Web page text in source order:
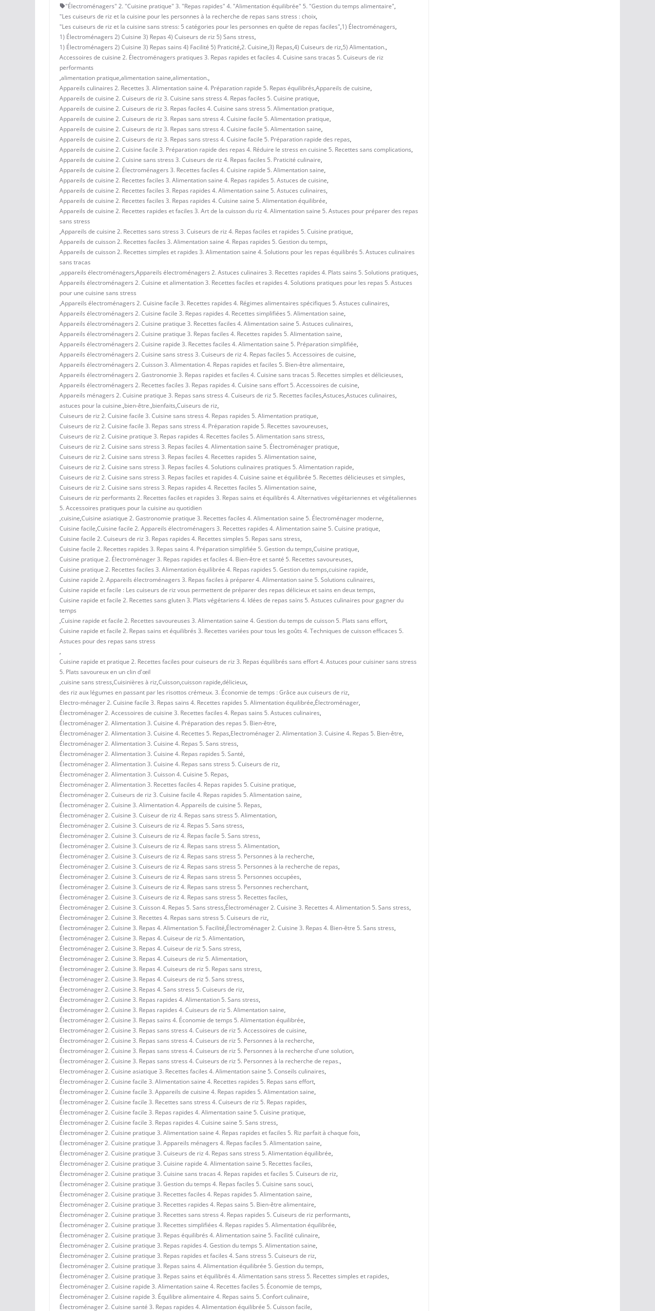
"Électroménagers" 2. "Cuisine pratique" 3. "Repas rapides" 4. "Alimentation équilibrée" 5. "Gestion du temps alimentaire",
"Les cuiseurs de riz et la cuisine pour les personnes à la recherche de repas sans stress : choix,
"Les cuiseurs de riz et la cuisine sans stress: 5 catégories pour les personnes en quête de repas faciles",1) Électroménagers,
1) Électroménagers 2) Cuisine 3) Repas 4) Cuiseurs de riz 5) Sans stress,
1) Électroménagers 2) Cuisine 3) Repas sains 4) Facilité 5) Praticité,2. Cuisine,3) Repas,4) Cuiseurs de riz,5) Alimentation.,
Accessoires de cuisine 2. Électroménagers pratiques 3. Repas rapides et faciles 4. Cuisine sans tracas 5. Cuiseurs de riz
performants
,alimentation pratique,alimentation saine,alimentation.,
Appareils culinaires 2. Recettes 3. Alimentation saine 4. Préparation rapide 5. Repas équilibrés,Appareils de cuisine,
Appareils de cuisine 2. Cuiseurs de riz 3. Cuisine sans stress 4. Repas faciles 5. Cuisine pratique,
Appareils de cuisine 2. Cuiseurs de riz 3. Repas faciles 4. Cuisine sans stress 5. Alimentation pratique,
Appareils de cuisine 2. Cuiseurs de riz 3. Repas sans stress 4. Cuisine facile 5. Alimentation pratique,
Appareils de cuisine 2. Cuiseurs de riz 3. Repas sans stress 4. Cuisine facile 5. Alimentation saine,
Appareils de cuisine 2. Cuiseurs de riz 3. Repas sans stress 4. Cuisine facile 5. Préparation rapide des repas,
Appareils de cuisine 2. Cuisine facile 3. Préparation rapide des repas 4. Réduire le stress en cuisine 5. Recettes sans complications,
Appareils de cuisine 2. Cuisine sans stress 3. Cuiseurs de riz 4. Repas faciles 5. Praticité culinaire,
Appareils de cuisine 2. Électroménagers 3. Recettes faciles 4. Cuisine rapide 5. Alimentation saine,
Appareils de cuisine 2. Recettes faciles 3. Alimentation saine 4. Repas rapides 5. Astuces de cuisine,
Appareils de cuisine 2. Recettes faciles 3. Repas rapides 4. Alimentation saine 5. Astuces culinaires,
Appareils de cuisine 2. Recettes faciles 3. Repas rapides 4. Cuisine saine 5. Alimentation équilibrée,
Appareils de cuisine 2. Recettes rapides et faciles 3. Art de la cuisson du riz 4. Alimentation saine 5. Astuces pour préparer des repas
sans stress
,Appareils de cuisine 2. Recettes sans stress 3. Cuiseurs de riz 4. Repas faciles et rapides 5. Cuisine pratique,
Appareils de cuisson 2. Recettes faciles 3. Alimentation saine 4. Repas rapides 5. Gestion du temps,
Appareils de cuisson 2. Recettes simples et rapides 3. Alimentation saine 4. Solutions pour les repas équilibrés 5. Astuces culinaires
sans tracas
,appareils électroménagers,Appareils électroménagers 2. Astuces culinaires 3. Recettes rapides 4. Plats sains 5. Solutions pratiques,
Appareils électroménagers 2. Cuisine et alimentation 3. Recettes faciles et rapides 4. Solutions pratiques pour les repas 5. Astuces
pour une cuisine sans stress
,Appareils électroménagers 2. Cuisine facile 3. Recettes rapides 4. Régimes alimentaires spécifiques 5. Astuces culinaires,
Appareils électroménagers 2. Cuisine facile 3. Repas rapides 4. Recettes simplifiées 5. Alimentation saine,
Appareils électroménagers 2. Cuisine pratique 3. Recettes faciles 4. Alimentation saine 5. Astuces culinaires,
Appareils électroménagers 2. Cuisine pratique 3. Repas faciles 4. Recettes rapides 5. Alimentation saine,
Appareils électroménagers 2. Cuisine rapide 3. Recettes faciles 4. Alimentation saine 5. Préparation simplifiée,
Appareils électroménagers 2. Cuisine sans stress 3. Cuiseurs de riz 4. Repas faciles 5. Accessoires de cuisine,
Appareils électroménagers 2. Cuisson 3. Alimentation 4. Repas rapides et faciles 5. Bien-être alimentaire,
Appareils électroménagers 2. Gastronomie 3. Repas rapides et faciles 4. Cuisine sans tracas 5. Recettes simples et délicieuses,
Appareils électroménagers 2. Recettes faciles 3. Repas rapides 4. Cuisine sans effort 5. Accessoires de cuisine,
Appareils ménagers 2. Cuisine pratique 3. Repas sans stress 4. Cuiseurs de riz 5. Recettes faciles,Astuces,Astuces culinaires,
astuces pour la cuisine.,bien-être.,bienfaits,Cuiseurs de riz,
Cuiseurs de riz 2. Cuisine facile 3. Cuisine sans stress 4. Repas rapides 5. Alimentation pratique,
Cuiseurs de riz 2. Cuisine facile 3. Repas sans stress 4. Préparation rapide 5. Recettes savoureuses,
Cuiseurs de riz 2. Cuisine pratique 3. Repas rapides 4. Recettes faciles 5. Alimentation sans stress,
Cuiseurs de riz 2. Cuisine sans stress 3. Repas faciles 4. Alimentation saine 5. Électroménager pratique,
Cuiseurs de riz 2. Cuisine sans stress 3. Repas faciles 4. Recettes rapides 5. Alimentation saine,
Cuiseurs de riz 2. Cuisine sans stress 3. Repas faciles 4. Solutions culinaires pratiques 5. Alimentation rapide,
Cuiseurs de riz 2. Cuisine sans stress 3. Repas faciles et rapides 4. Cuisine saine et équilibrée 5. Recettes délicieuses et simples,
Cuiseurs de riz 2. Cuisine sans stress 3. Repas rapides 4. Recettes faciles 5. Alimentation saine,
Cuiseurs de riz performants 2. Recettes faciles et rapides 3. Repas sains et équilibrés 4. Alternatives végétariennes et végétaliennes
5. Accessoires pratiques pour la cuisine au quotidien
,cuisine,Cuisine asiatique 2. Gastronomie pratique 3. Recettes faciles 4. Alimentation saine 5. Électroménager moderne,
Cuisine facile,Cuisine facile 2. Appareils électroménagers 3. Recettes rapides 4. Alimentation saine 5. Cuisine pratique,
Cuisine facile 2. Cuiseurs de riz 3. Repas rapides 4. Recettes simples 5. Repas sans stress,
Cuisine facile 2. Recettes rapides 3. Repas sains 4. Préparation simplifiée 5. Gestion du temps,Cuisine pratique,
Cuisine pratique 2. Électroménager 3. Repas rapides et faciles 4. Bien-être et santé 5. Recettes savoureuses,
Cuisine pratique 2. Recettes faciles 3. Alimentation équilibrée 4. Repas rapides 5. Gestion du temps,cuisine rapide,
Cuisine rapide 2. Appareils électroménagers 3. Repas faciles à préparer 4. Alimentation saine 5. Solutions culinaires,
Cuisine rapide et facile : Les cuiseurs de riz vous permettent de préparer des repas délicieux et sains en deux temps,
Cuisine rapide et facile 2. Recettes sans gluten 3. Plats végétariens 4. Idées de repas sains 5. Astuces culinaires pour gagner du
temps
,Cuisine rapide et facile 2. Recettes savoureuses 3. Alimentation saine 4. Gestion du temps de cuisson 5. Plats sans effort,
Cuisine rapide et facile 2. Repas sains et équilibrés 3. Recettes variées pour tous les goûts 4. Techniques de cuisson efficaces 5.
Astuces pour des repas sans stress
,
Cuisine rapide et pratique 2. Recettes faciles pour cuiseurs de riz 3. Repas équilibrés sans effort 4. Astuces pour cuisiner sans stress
5. Plats savoureux en un clin d'œil
,cuisine sans stress,Cuisinières à riz,Cuisson,cuisson rapide,délicieux,
des riz aux légumes en passant par les risottos crémeux. 3. Économie de temps : Grâce aux cuiseurs de riz,
Electro-ménager 2. Cuisine facile 3. Repas sains 4. Recettes rapides 5. Alimentation équilibrée,Électroménager,
Électroménager 2. Accessoires de cuisine 3. Recettes faciles 4. Repas sains 5. Astuces culinaires,
Électroménager 2. Alimentation 3. Cuisine 4. Préparation des repas 5. Bien-être,
Électroménager 2. Alimentation 3. Cuisine 4. Recettes 5. Repas,Electroménager 2. Alimentation 3. Cuisine 4. Repas 5. Bien-être,
Électroménager 2. Alimentation 3. Cuisine 4. Repas 5. Sans stress,
Électroménager 2. Alimentation 3. Cuisine 4. Repas rapides 5. Santé,
Électroménager 2. Alimentation 3. Cuisine 4. Repas sans stress 5. Cuiseurs de riz,
Électroménager 2. Alimentation 3. Cuisson 4. Cuisine 5. Repas,
Électroménager 2. Alimentation 3. Recettes faciles 4. Repas rapides 5. Cuisine pratique,
Électroménager 2. Cuiseurs de riz 3. Cuisine facile 4. Repas rapides 5. Alimentation saine,
Électroménager 2. Cuisine 3. Alimentation 4. Appareils de cuisine 5. Repas,
Électroménager 2. Cuisine 3. Cuiseur de riz 4. Repas sans stress 5. Alimentation,
Électroménager 2. Cuisine 3. Cuiseurs de riz 4. Repas 5. Sans stress,
Électroménager 2. Cuisine 3. Cuiseurs de riz 4. Repas facile 5. Sans stress,
Électroménager 2. Cuisine 3. Cuiseurs de riz 4. Repas sans stress 5. Alimentation,
Électroménager 2. Cuisine 3. Cuiseurs de riz 4. Repas sans stress 5. Personnes à la recherche,
Électroménager 2. Cuisine 3. Cuiseurs de riz 4. Repas sans stress 5. Personnes à la recherche de repas,
Électroménager 2. Cuisine 3. Cuiseurs de riz 4. Repas sans stress 5. Personnes occupées,
Électroménager 2. Cuisine 3. Cuiseurs de riz 4. Repas sans stress 5. Personnes recherchant,
Électroménager 2. Cuisine 3. Cuiseurs de riz 4. Repas sans stress 5. Recettes faciles,
Électroménager 2. Cuisine 3. Cuisson 4. Repas 5. Sans stress,Électroménager 2. Cuisine 3. Recettes 4. Alimentation 5. Sans stress,
Électroménager 2. Cuisine 3. Recettes 4. Repas sans stress 5. Cuiseurs de riz,
Électroménager 2. Cuisine 3. Repas 4. Alimentation 5. Facilité,Électroménager 2. Cuisine 3. Repas 4. Bien-être 5. Sans stress,
Électroménager 2. Cuisine 3. Repas 4. Cuiseur de riz 5. Alimentation,
Électroménager 2. Cuisine 3. Repas 4. Cuiseur de riz 5. Sans stress,
Électroménager 2. Cuisine 3. Repas 4. Cuiseurs de riz 5. Alimentation,
Électroménager 2. Cuisine 3. Repas 4. Cuiseurs de riz 5. Repas sans stress,
Électroménager 2. Cuisine 3. Repas 4. Cuiseurs de riz 5. Sans stress,
Électroménager 2. Cuisine 3. Repas 4. Sans stress 5. Cuiseurs de riz,
Électroménager 2. Cuisine 3. Repas rapides 4. Alimentation 5. Sans stress,
Électroménager 2. Cuisine 3. Repas rapides 4. Cuiseurs de riz 5. Alimentation saine,
Électroménager 2. Cuisine 3. Repas sains 4. Économie de temps 5. Alimentation équilibrée,
Electroménager 2. Cuisine 3. Repas sans stress 4. Cuiseurs de riz 5. Accessoires de cuisine,
Électroménager 2. Cuisine 3. Repas sans stress 4. Cuiseurs de riz 5. Personnes à la recherche,
Électroménager 2. Cuisine 3. Repas sans stress 4. Cuiseurs de riz 5. Personnes à la recherche d'une solution,
Électroménager 2. Cuisine 3. Repas sans stress 4. Cuiseurs de riz 5. Personnes à la recherche de repas.,
Electroménager 2. Cuisine asiatique 3. Recettes faciles 4. Alimentation saine 5. Conseils culinaires,
Électroménager 2. Cuisine facile 3. Alimentation saine 4. Recettes rapides 5. Repas sans effort,
Électroménager 2. Cuisine facile 3. Appareils de cuisine 4. Repas rapides 5. Alimentation saine,
Électroménager 2. Cuisine facile 3. Recettes sans stress 4. Cuiseurs de riz 5. Repas rapides,
Électroménager 2. Cuisine facile 3. Repas rapides 4. Alimentation saine 5. Cuisine pratique,
Électroménager 2. Cuisine facile 3. Repas rapides 4. Cuisine saine 5. Sans stress,
Électroménager 2. Cuisine pratique 3. Alimentation saine 4. Repas rapides et faciles 5. Riz parfait à chaque fois,
Électroménager 2. Cuisine pratique 3. Appareils ménagers 4. Repas faciles 5. Alimentation saine,
Électroménager 2. Cuisine pratique 3. Cuiseurs de riz 4. Repas sans stress 5. Alimentation équilibrée,
Électroménager 2. Cuisine pratique 3. Cuisine rapide 4. Alimentation saine 5. Recettes faciles,
Électroménager 2. Cuisine pratique 3. Cuisine sans tracas 4. Repas rapides et faciles 5. Cuiseurs de riz,
Électroménager 2. Cuisine pratique 3. Gestion du temps 4. Repas faciles 5. Cuisine sans souci,
Électroménager 2. Cuisine pratique 3. Recettes faciles 4. Repas rapides 5. Alimentation saine,
Électroménager 2. Cuisine pratique 3. Recettes rapides 4. Repas sains 5. Bien-être alimentaire,
Électroménager 2. Cuisine pratique 3. Recettes sans stress 4. Repas rapides 5. Cuiseurs de riz performants,
Électroménager 2. Cuisine pratique 3. Recettes simplifiées 4. Repas rapides 5. Alimentation équilibrée,
Électroménager 2. Cuisine pratique 3. Repas équilibrés 4. Alimentation saine 5. Facilité culinaire,
Électroménager 2. Cuisine pratique 3. Repas rapides 4. Gestion du temps 5. Alimentation saine,
Électroménager 2. Cuisine pratique 3. Repas rapides et faciles 4. Sans stress 5. Cuiseurs de riz,
Électroménager 2. Cuisine pratique 3. Repas sains 4. Alimentation équilibrée 5. Gestion du temps,
Électroménager 2. Cuisine pratique 3. Repas sains et équilibrés 4. Alimentation sans stress 5. Recettes simples et rapides,
Électroménager 2. Cuisine rapide 3. Alimentation saine 4. Recettes faciles 5. Économie de temps,
Électroménager 2. Cuisine rapide 3. Équilibre alimentaire 4. Repas sains 5. Confort culinaire,
Électroménager 2. Cuisine santé 3. Repas rapides 4. Alimentation équilibrée 5. Cuisson facile,